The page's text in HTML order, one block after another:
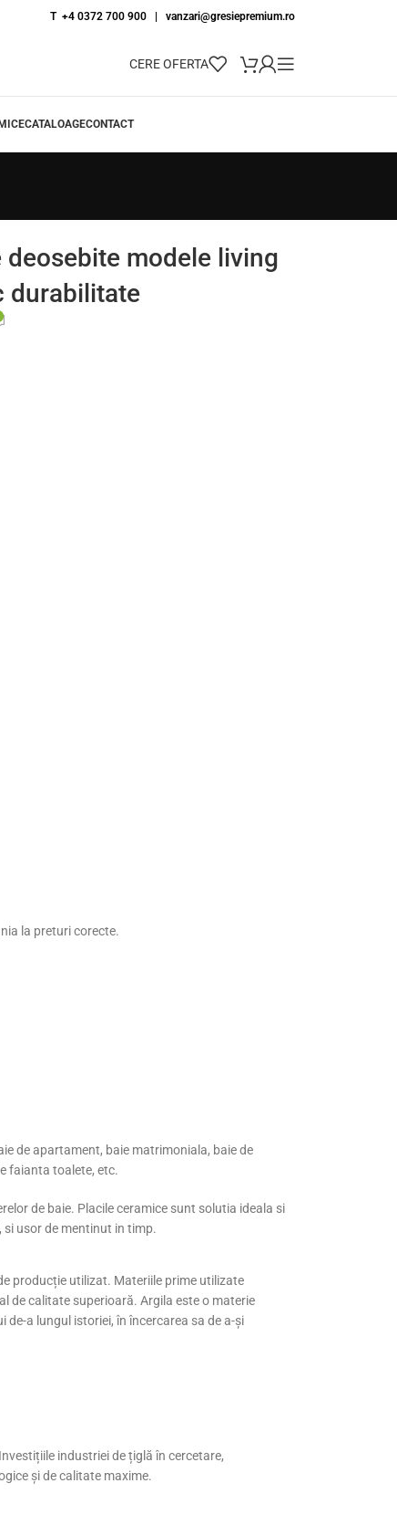
T +4 0372 700 900 | vanzari@gresiepremium.ro
CERE OFERTA
CATALOAGECONTACT
modele living
durabilitate
la preturi corecte.
de apartament, baie matrimoniala, baie de
faianta toalete, etc.
de baie. Placile ceramice sunt solutia ideala si
usor de mentinut in timp.
producție utilizat. Materiile prime utilizate
de calitate superioară. Argila este o materie
a lungul istoriei, în încercarea sa de a-și
industriei de țiglă în cercetare,
și de calitate maxime.